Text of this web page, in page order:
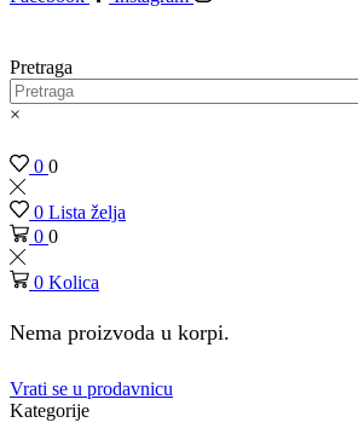
Pretraga
×
0 0
0 Lista želja
0 0
0 Kolica
Nema proizvoda u korpi.
Vrati se u prodavnicu
Kategorije